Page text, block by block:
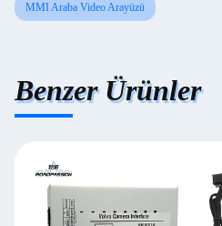
MMI Araba Video Arayüzü
Benzer Ürünler